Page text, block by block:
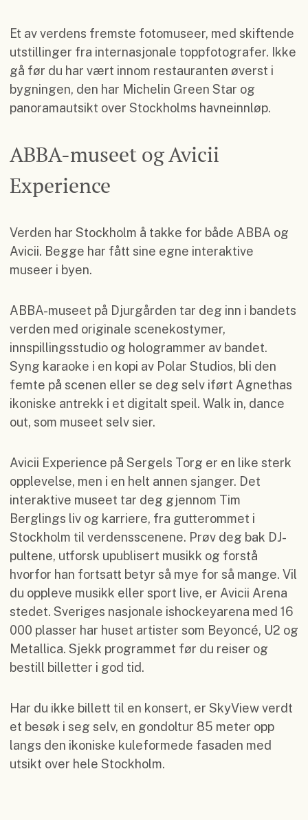
Et av verdens fremste fotomuseer, med skiftende
utstillinger fra internasjonale toppfotografer. Ikke
gå før du har vært innom restauranten øverst i
bygningen, den har Michelin Green Star og
panoramautsikt over Stockholms havneinnløp.
ABBA-museet og Avicii
Experience
Verden har Stockholm å takke for både ABBA og
Avicii. Begge har fått sine egne interaktive
museer i byen.
ABBA-museet på Djurgården tar deg inn i bandets
verden med originale scenekostymer,
innspillingsstudio og hologrammer av bandet.
Syng karaoke i en kopi av Polar Studios, bli den
femte på scenen eller se deg selv iført Agnethas
ikoniske antrekk i et digitalt speil. Walk in, dance
out, som museet selv sier.
Avicii Experience på Sergels Torg er en like sterk
opplevelse, men i en helt annen sjanger. Det
interaktive museet tar deg gjennom Tim
Berglings liv og karriere, fra gutterommet i
Stockholm til verdensscenene. Prøv deg bak DJ-
pultene, utforsk upublisert musikk og forstå
hvorfor han fortsatt betyr så mye for så mange. Vil
du oppleve musikk eller sport live, er Avicii Arena
stedet. Sveriges nasjonale ishockeyarena med 16
000 plasser har huset artister som Beyoncé, U2 og
Metallica. Sjekk programmet før du reiser og
bestill billetter i god tid.
Har du ikke billett til en konsert, er SkyView verdt
et besøk i seg selv, en gondoltur 85 meter opp
langs den ikoniske kuleformede fasaden med
utsikt over hele Stockholm.